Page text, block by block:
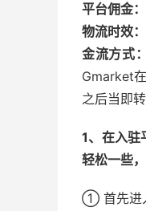
平台佣金：
物流时效：
金流方式：
Gmarket
之后当即
1、在入驻
轻松一些
① 首先进